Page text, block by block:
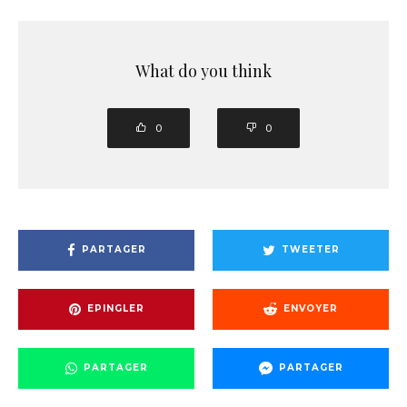
What do you think
0 0
PARTAGER TWEETER
EPINGLER ENVOYER
PARTAGER PARTAGER